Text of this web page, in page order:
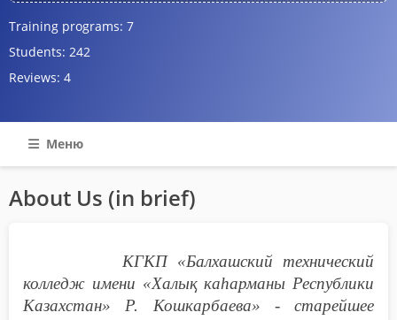
Training programs: 7
Students: 242
Reviews: 4
Меню
About Us (in brief)
КГКП «Балхашский технический
колледж имени «Халық каһарманы Республики
Казахстан» Р. Кошкарбаева» - старейшее